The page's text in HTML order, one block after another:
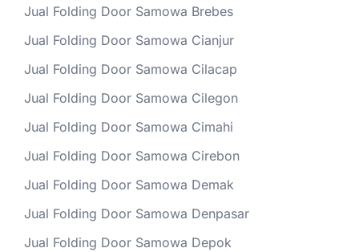
Jual Folding Door Samowa Brebes
Jual Folding Door Samowa Cianjur
Jual Folding Door Samowa Cilacap
Jual Folding Door Samowa Cilegon
Jual Folding Door Samowa Cimahi
Jual Folding Door Samowa Cirebon
Jual Folding Door Samowa Demak
Jual Folding Door Samowa Denpasar
Jual Folding Door Samowa Depok